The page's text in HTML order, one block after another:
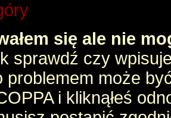
się ale nie
sprawdź czy
problemem może
i kliknąłeś